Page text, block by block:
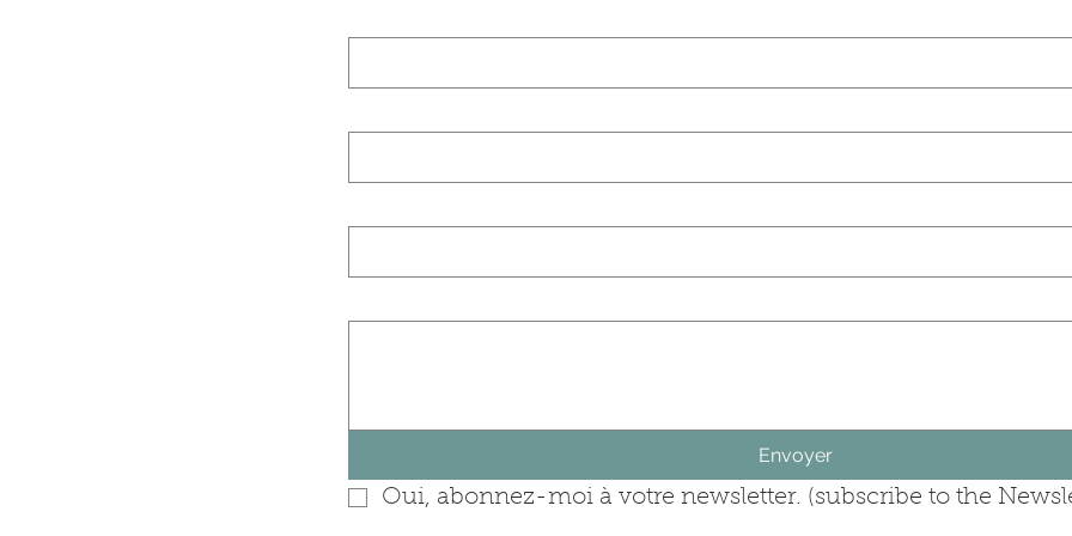
Envoyer
Oui, abonnez-moi à votre newsletter. (subscribe to the